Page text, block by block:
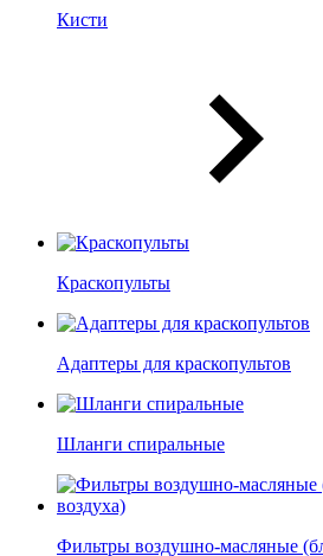
Кисти
Краскопульты
Адаптеры для краскопультов
Шланги спиральные
Фильтры воздушно-масляные